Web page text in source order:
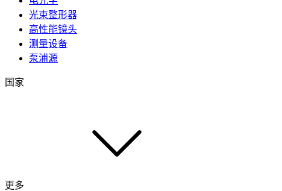
光束整形器
高性能镜头
测量设备
泵浦源
国家
更多